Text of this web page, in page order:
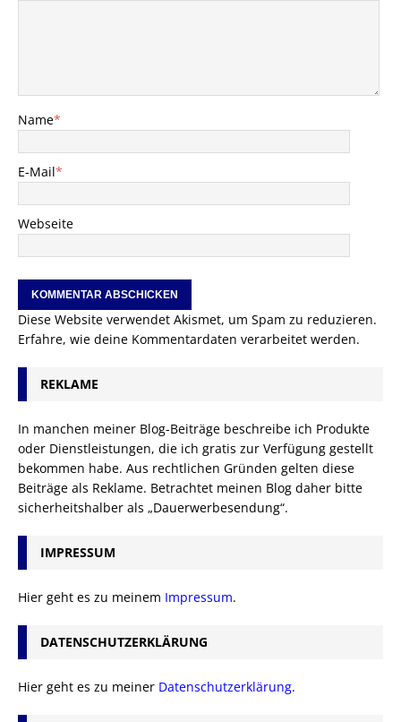
Name*
E-Mail*
Webseite
Diese Website verwendet Akismet, um Spam zu reduzieren.
Erfahre, wie deine Kommentardaten verarbeitet werden.
REKLAME
In manchen meiner Blog-Beiträge beschreibe ich Produkte
oder Dienstleistungen, die ich gratis zur Verfügung gestellt
bekommen habe. Aus rechtlichen Gründen gelten diese
Beiträge als Reklame. Betrachtet meinen Blog daher bitte
sicherheitshalber als „Dauerwerbesendung“.
IMPRESSUM
Hier geht es zu meinem Impressum.
DATENSCHUTZERKLÄRUNG
Hier geht es zu meiner Datenschutzerklärung.